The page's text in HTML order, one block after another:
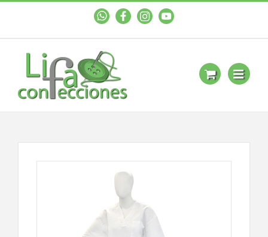
WhastAppFacebookInstagramYouTube